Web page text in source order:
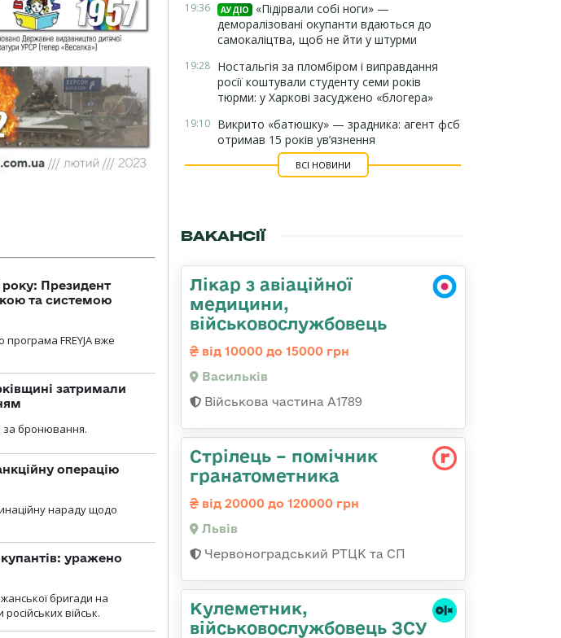
року: Президент
та системою
FREYJA вже
затримали
за бронювання.
операцію
нараду щодо
уражено
бригади на
військ.
19:36 АУДІО
«Підірвали собі ноги» —
деморалізовані окупанти вдаються до
самокаліцтва, щоб не йти у штурми
19:28 Ностальгія за пломбіром і виправдання
росії коштували студенту семи років
тюрми: у Харкові засуджено «блогера»
19:10 Викрито «батюшку» — зрадника: агент фсб
отримав 15 років ув’язнення
ВСІ НОВИНИ
ВАКАНСІЇ
Лікар з авіаційної
медицини,
військовослужбовець
від 10000 до 15000 грн
Васильків
Військова частина А1789
Стрілець – помічник
гранатометника
від 20000 до 120000 грн
Львів
Червоноградський РТЦК та СП
Кулеметник,
військовослужбовець ЗСУ